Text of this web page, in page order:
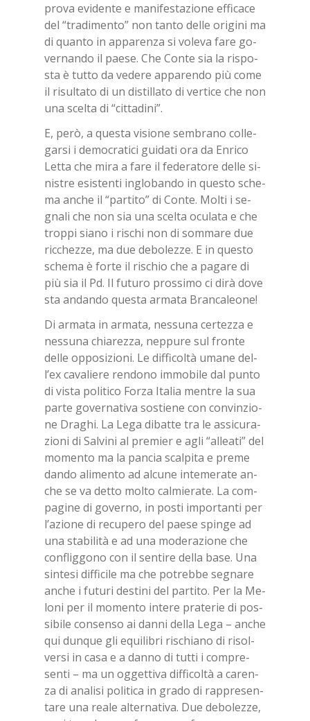
pro­va evi­den­te e ma­ni­fe­sta­zio­ne ef­fi­ca­ce
del “tra­di­men­to” non tan­to del­le ori­gi­ni ma
di quan­to in ap­pa­ren­za si vo­le­va fare go­
ver­nan­do il pae­se. Che Con­te sia la ri­spo­
sta è tut­to da ve­de­re ap­pa­ren­do più come
il ri­sul­ta­to di un di­stil­la­to di ver­ti­ce che non
una scel­ta di “cit­ta­di­ni”.
E, però, a que­sta vi­sio­ne sem­bra­no col­le­
gar­si i de­mo­cra­ti­ci gui­da­ti ora da En­ri­co
Let­ta che mira a fare il fe­de­ra­to­re del­le si­
ni­stre esi­sten­ti in­glo­ban­do in que­sto sche­
ma an­che il “par­ti­to” di Con­te. Mol­ti i se­
gna­li che non sia una scel­ta ocu­la­ta e che
trop­pi sia­no i ri­schi non di som­ma­re due
ric­chez­ze, ma due de­bo­lez­ze. E in que­sto
sche­ma è for­te il ri­schio che a pa­ga­re di
più sia il Pd. Il fu­tu­ro pros­si­mo ci dirà dove
sta an­dan­do que­sta ar­ma­ta Bran­ca­leo­ne!
Di ar­ma­ta in ar­ma­ta, nes­su­na cer­tez­za e
nes­su­na chia­rez­za, nep­pu­re sul fron­te
del­le op­po­si­zio­ni. Le dif­fi­col­tà uma­ne del­
l’ex ca­va­lie­re ren­do­no im­mo­bi­le dal pun­to
di vi­sta po­li­ti­co For­za Ita­lia men­tre la sua
par­te go­ver­na­ti­va so­stie­ne con con­vin­zio­
ne Dra­ghi. La Lega di­bat­te tra le as­si­cu­ra­
zio­ni di Sal­vi­ni al pre­mier e agli “al­lea­ti” del
mo­men­to ma la pan­cia scal­pi­ta e pre­me
dan­do ali­men­to ad al­cu­ne in­te­me­ra­te an­
che se va det­to mol­to cal­mie­ra­te. La com­
pa­gi­ne di go­ver­no, in po­sti im­por­tan­ti per
l’a­zio­ne di re­cu­pe­ro del pae­se spin­ge ad
una sta­bi­li­tà e ad una mo­de­ra­zio­ne che
con­flig­go­no con il sen­ti­re del­la base. Una
sin­te­si dif­fi­ci­le ma che po­treb­be se­gna­re
an­che i fu­tu­ri de­sti­ni del par­ti­to. Per la Me­
lo­ni per il mo­men­to in­te­re pra­te­rie di pos­
si­bi­le con­sen­so ai dan­ni del­la Lega – an­che
qui dun­que gli equi­li­bri ri­schia­no di ri­sol­
ver­si in casa e a dan­no di tut­ti i com­pre­
sen­ti – ma un og­get­ti­va dif­fi­col­tà a ca­ren­
za di ana­li­si po­li­ti­ca in gra­do di rap­pre­sen­
ta­re una rea­le al­ter­na­ti­va. Due de­bo­lez­ze,